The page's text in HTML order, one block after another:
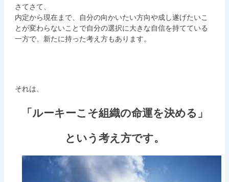
さてさて、
内定から現在まで、自分の向かいたい方向や成し遂げたいこ
とが変わらないことで自分の選択に大きな自信を持てている
一方で、新たに持った考え方もあります。
それは、
「ルーキーこそ組織の命運を決める」
という考え方です。